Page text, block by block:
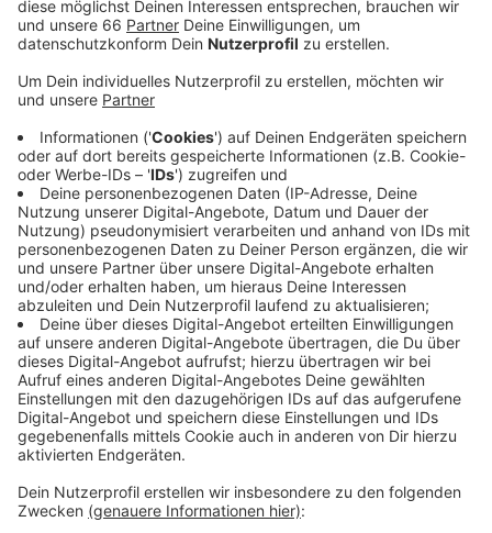
durchgesetzt und für die nächsten 18 Monate den
Zuschlag für das neue Rathauscafé bekommen.
Veröffentlicht:Dienstag, 29.10.2019 04:59
Anzeige
Seit über vier Jahren wird über ein solches Café
spekuliert. Zwischendurch galt auch mal Heino als
möglicher Betreiber. Immer wieder wurde auch ein
neuer Starttermin genannt. Zunächst musste der
Rathauskeller aber für 500.000 Euro saniert werden.
Das neue Café wird nicht täglich geöffnet sein. Es
wird verschiedene Veranstaltungen geben.
Mindestens einmal im Monat hat es auch ohne
Programm "für alle" auf. Wir können die Räume aber
auch mieten. Es gibt 150 Sitzplätze in dem alten
Gewölbe. Bei schönem Wetter können die Betreiber
auch draußen vor dem Rathaus Tische und Stühle